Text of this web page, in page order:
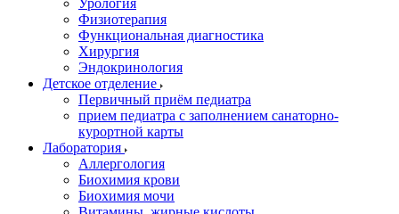
Урология
Физиотерапия
Функциональная диагностика
Хирургия
Эндокринология
Детское отделение
Первичный приём педиатра
прием педиатра с заполнением санаторно-
курортной карты
Лаборатория
Аллергология
Биохимия крови
Биохимия мочи